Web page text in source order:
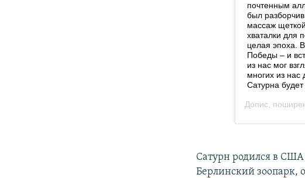
Сатурн родился в США
Берлинский зоопарк,